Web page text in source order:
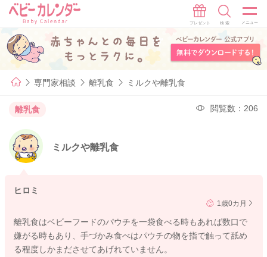
専門家相談 離乳食 ミルクや離乳食
離乳食 閲覧数：206
ミルクや離乳食
ヒロミ
1歳0カ月
離乳食はベビーフードのパウチを一袋食べる時もあれば数口で
嫌がる時もあり、手づかみ食べはパウチの物を指で触って舐め
る程度しかまださせてあげれていません。